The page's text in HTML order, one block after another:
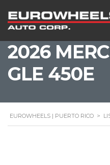
2026
GLE 450E
EUROWHEELS | PUERTO RICO >